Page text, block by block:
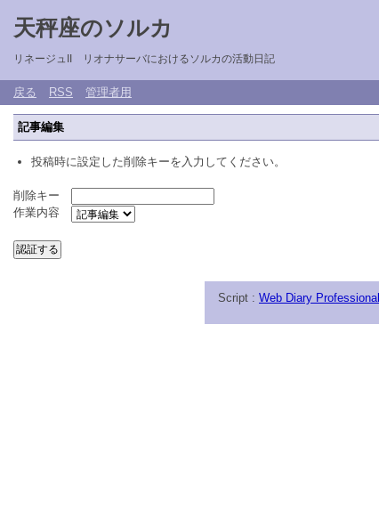
天秤座のソルカ
リネージュII リオナサーバにおけるソルカの活動日記
戻る RSS 管理者用
記事編集
投稿時に設定した削除キーを入力してください。
削除キー
作業内容
Script : Web Diary Professional